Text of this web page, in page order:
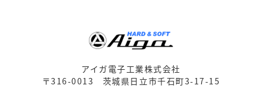
アイガ電子工業株式会社
〒316-0013 茨城県日立市千石町3-17-15